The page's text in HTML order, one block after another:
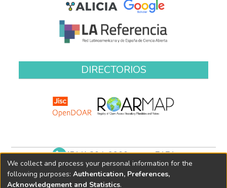
DIRECTORIOS
(511) 204-9900 anexo 7171
biblioteca@oefa.gob.pe
We collect and process your personal information for the
following purposes: Authentication, Preferences,
Acknowledgement and Statistics.